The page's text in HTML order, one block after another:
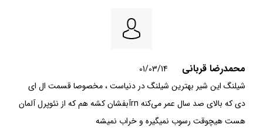
محمدرضا قربانی
01/03/14
شیلنگ این شیر بهترین شیلنگ در دنیاست ، مخصوصا قسمت ال ای
دی که بالای صد سال عمر می‌کنه rnآبفشان کشه هم که از نئوپرل آلمان
هست هیچوقت رسوب نمیگیره و خراب نمیشه